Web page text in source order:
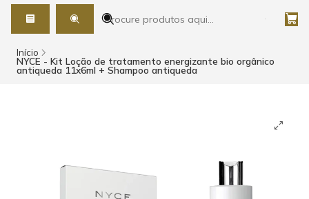
Início
NYCE - Kit Loção de tratamento energizante bio orgânico
antiqueda 11x6ml + Shampoo antiqueda